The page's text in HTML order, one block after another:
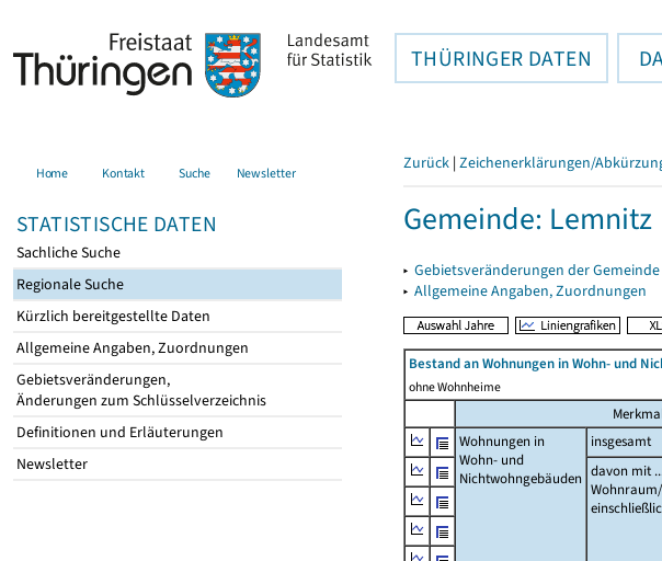
THÜRINGER DATEN
Home Kontakt Suche Newsletter
STATISTISCHE DATEN
Sachliche Suche
Regionale Suche
Kürzlich bereitgestellte Daten
Allgemeine Angaben, Zuordnungen
Gebietsveränderungen,
Änderungen zum Schlüsselverzeichnis
Definitionen und Erläuterungen
Newsletter
Zurück | Zeichenerklärungen/
Gemeinde: Lemnitz
▸ Gebietsveränderungen der Gemeinde
▸ Allgemeine Angaben, Zuordnungen
Bestand an Wohnungen in Wohn- und
ohne Wohnheime
Wohnungen in
Wohn- und
Nichtwohngebäuden
insgesamt
davon mit